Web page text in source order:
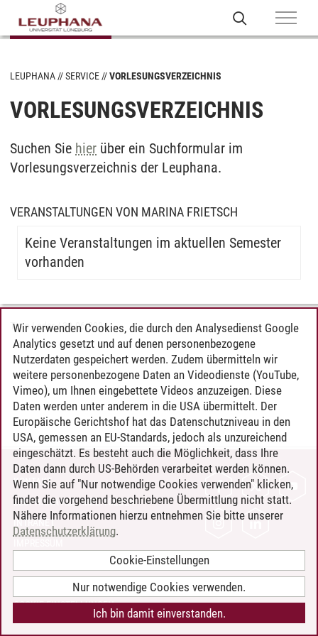
LEUPHANA SERVICE VORLESUNGSVERZEICHNIS
VORLESUNGSVERZEICHNIS
Suchen Sie hier über ein Suchformular im
Vorlesungsverzeichnis der Leuphana.
VERANSTALTUNGEN VON MARINA FRIETSCH
Keine Veranstaltungen im aktuellen Semester
vorhanden
Timo Leder/30.06.2024
KONTAKT
LEUPHANA ALS ARBEITGEBER
INTRANET
BARRIEREFREIHEIT
COOKIE-EINSTELLUNGEN
Wir verwenden Cookies, die durch den Analysedienst Google
Analytics gesetzt und auf denen personenbezogene
Nutzerdaten gespeichert werden. Zudem übermitteln wir
weitere personenbezogene Daten an Videodienste (YouTube,
Vimeo), um Ihnen eingebettete Videos anzuzeigen. Diese
Daten werden unter anderem in die USA übermittelt. Der
Europäische Gerichtshof hat das Datenschutzniveau in den
USA, gemessen an EU-Standards, jedoch als unzureichend
eingeschätzt. Es besteht auch die Möglichkeit, dass Ihre
Daten dann durch US-Behörden verarbeitet werden können.
Wenn Sie auf "Nur notwendige Cookies verwenden" klicken,
findet die vorgehend beschriebene Übermittlung nicht statt.
Nähere Informationen hierzu entnehmen Sie bitte unserer
Datenschutzerklärung.
Cookie-Einstellungen
Nur notwendige Cookies verwenden.
Ich bin damit einverstanden.